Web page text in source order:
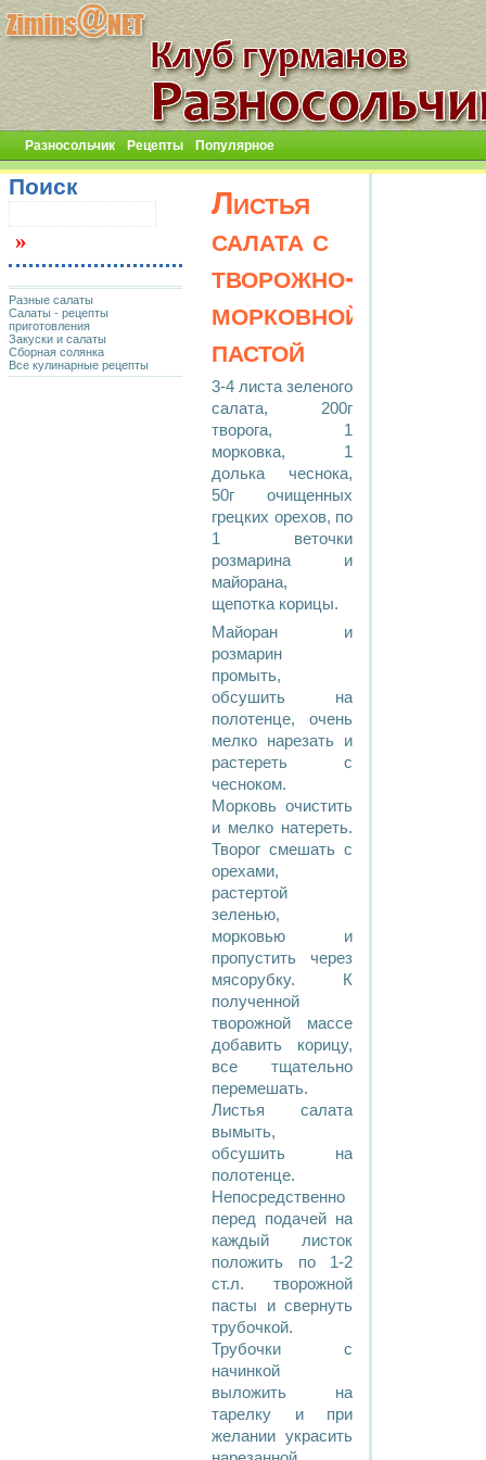
Разносольчик Рецепты Популярное
Листья
салата с
творожно-
морковной
пастой
3-4 листа зеленого
салата, 200г
творога, 1
морковка, 1
долька чеснока,
50г очищенных
грецких орехов, по
1 веточки
розмарина и
майорана,
щепотка корицы.
Майоран и
розмарин
промыть,
обсушить на
полотенце, очень
мелко нарезать и
растереть с
чесноком.
Морковь очистить
и мелко натереть.
Творог смешать с
орехами,
растертой
зеленью,
морковью и
пропустить через
мясорубку. К
полученной
творожной массе
добавить корицу,
все тщательно
перемешать.
Листья салата
вымыть,
обсушить на
полотенце.
Непосредственно
перед подачей на
каждый листок
положить по 1-2
ст.л. творожной
пасты и свернуть
трубочкой.
Трубочки с
начинкой
выложить на
тарелку и при
желании украсить
Поиск
Разные салаты
Салаты - рецепты
приготовления
Закуски и салаты
Сборная солянка
Все кулинарные рецепты